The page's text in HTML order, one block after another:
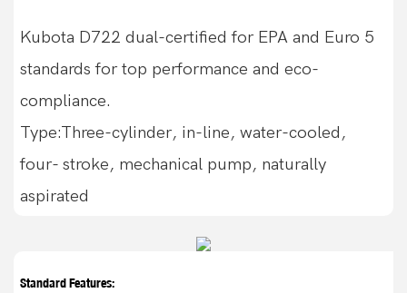
Kubota D722 dual-certified for EPA and Euro 5
standards for top performance and eco-
compliance.
Type:Three-cylinder, in-line, water-cooled,
four- stroke, mechanical pump, naturally
aspirated
Standard Features: